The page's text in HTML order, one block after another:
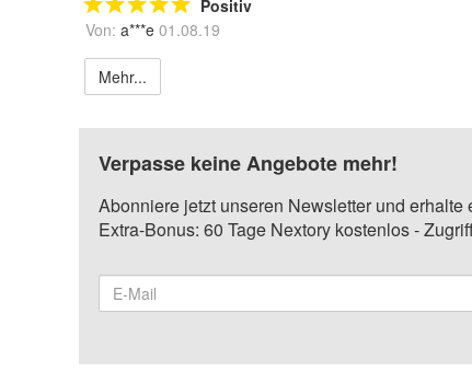
Positiv
Von: a***e 01.08.19
Mehr...
Verpasse keine Angebote mehr!
Abonniere jetzt unseren Newsletter und
Extra-Bonus: 60 Tage Nextory kostenlos -